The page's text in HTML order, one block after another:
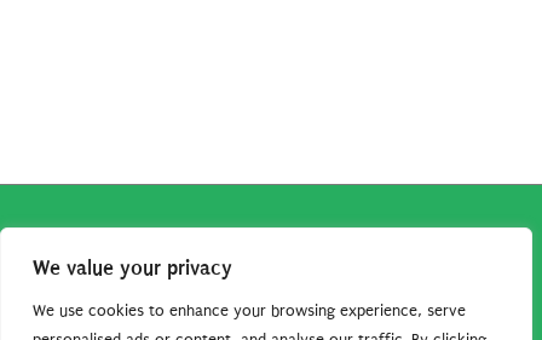
We value your privacy
We use cookies to enhance your browsing experience, serve
associato Amazon percepisce dei ricavi da acquisti idonei.
Tutti i guadagni sono direttamente reinvestiti in questo sito